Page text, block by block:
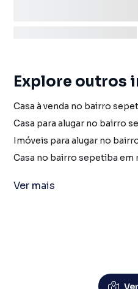
Explore outros
Casa no bairro sepetiba
Casa para alugar em rio-de-
Ver mais